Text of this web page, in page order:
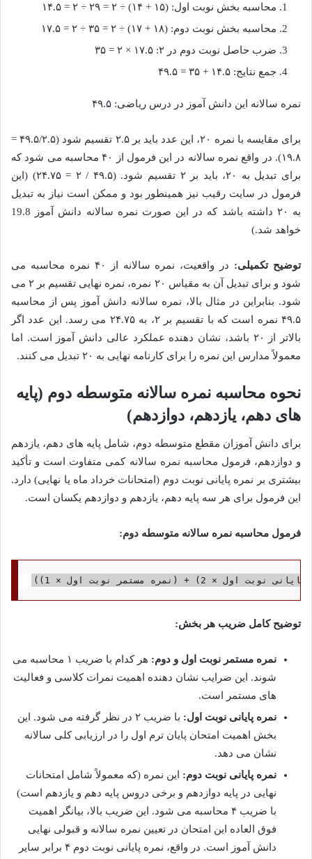
محاسبه بخش نوبت اول: (۱۵ + ۱۴) ÷ ۲ = ۲۹ ÷ ۲ = ۱۴.۵
محاسبه بخش نوبت دوم: (۱۸ + ۱۷) ÷ ۲ = ۳۵ ÷ ۲ = ۱۷.۵
ضرب حاصل نوبت دوم در ۲: ۱۷.۵ × ۲ = ۳۵
جمع نتایج: ۱۴.۵ + ۳۵ = ۴۹.۵
نمره سالانه این دانش آموز در درس ریاضی: ۴۹.۵
برای مقایسه با نمره ۲۰، این عدد باید بر ۲.۵ تقسیم شود (۴۹.۵/۲.۵ =
۱۹.۸). در واقع نمره سالانه در این فرمول از ۴۰ محاسبه می شود که
برای تبدیل به ۲۰، باید بر ۲ تقسیم شود. (۴۹.۵ / ۲ = ۲۴.۷۵) (این
فرمول در سایت رقیب نیز همینطور بود و ممکن است نیاز به تبدیل
به ۲۰ داشته باشد که در این صورت نمره سالانه دانش آموز 19.8
خواهد شد.)
توضیح تکمیلی:
در واقعیت، نمره سالانه از ۴۰ نمره محاسبه می
شود و برای تبدیل آن به مقیاس ۲۰ نمره، نمره نهایی تقسیم بر ۲ می
شود. بنابراین در مثال بالا، نمره سالانه دانش آموز پس از محاسبه
۴۹.۵ نمره است که با تقسیم بر ۲، به ۲۴.۷۵ می رسد. این عدد اگر
بالاتر از ۲۰ باشد، نشان دهنده عملکرد عالی دانش آموز است. اما
معمولاً مدارس این نمره را برای کارنامه نهایی به ۲۰ تبدیل می کنند.
نحوه محاسبه نمره سالانه متوسطه دوم (پایه
های دهم، یازدهم، دوازدهم)
برای دانش آموزان مقطع متوسطه دوم، شامل پایه های دهم، یازدهم
و دوازدهم، فرمول محاسبه نمره سالانه کمی متفاوت است و تأکید
بیشتری بر نمره پایانی نوبت دوم (امتحانات خرداد ماه یا نهایی) دارد.
این فرمول برای هر سه پایه دهم، یازدهم و دوازدهم یکسان است.
فرمول محاسبه نمره سالانه متوسطه دوم:
توضیح کامل ضریب هر بخش:
نمره مستمر نوبت اول و دوم:
هر کدام با ضریب ۱ محاسبه می
شوند. این ضرایب نشان دهنده اهمیت نمرات کلاسی و فعالیت
های مستمر است.
نمره پایانی نوبت اول:
با ضریب ۲ در نظر گرفته می شود. این
بخش اهمیت امتحان پایان ترم اول را در ارزیابی کلی سالانه
نشان می دهد.
نمره پایانی نوبت دوم: این نمره (که معمولاً شامل امتحانات
نهایی در پایه دوازدهم و برخی دروس پایه دهم و یازدهم است)
با ضریب ۴ محاسبه می شود. این ضریب بالا، بیانگر اهمیت
فوق العاده این امتحان در تعیین نمره سالانه و قبولی نهایی
دانش آموز است. در واقع، نمره پایانی نوبت دوم ۴ برابر سایر